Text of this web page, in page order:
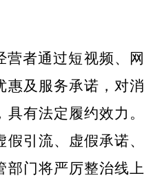
营者通过短视频、网
惠及服务承诺，对消
有法定履约效力。
引流、虚假承诺、
部门将严厉整治线上